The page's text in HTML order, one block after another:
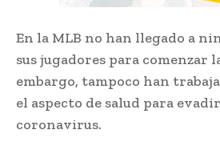
En la MLB no han llegado a
sus jugadores para comenzar
embargo, tampoco han
el aspecto de salud para
coronavirus.